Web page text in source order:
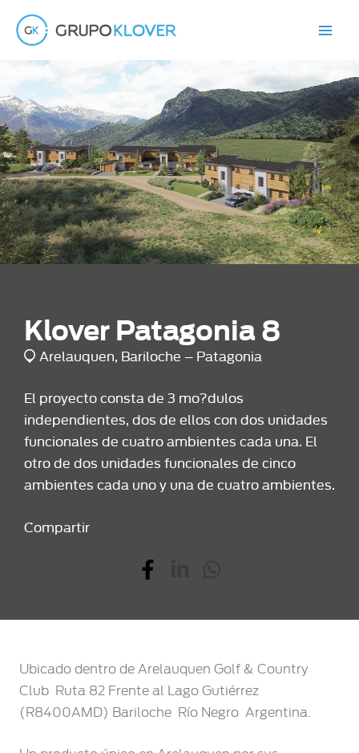
Klover Patagonia 8
Arelauquen, Bariloche – Patagonia
El proyecto consta de 3 mo?dulos
independientes, dos de ellos con dos unidades
funcionales de cuatro ambientes cada una. El
otro de dos unidades funcionales de cinco
ambientes cada uno y una de cuatro ambientes.
Compartir
Ubicado dentro de Arelauquen Golf & Country
Club  Ruta 82 Frente al Lago Gutiérrez
(R8400AMD) Bariloche  Río Negro  Argentina.